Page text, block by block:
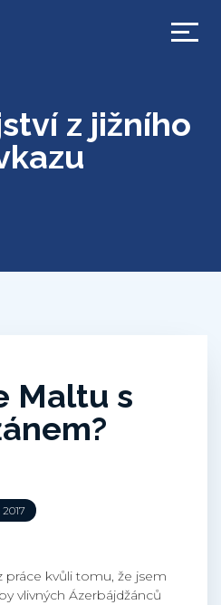
z jižního
Maltu s
2017
práce kvůli tomu, že jsem
vlivných Ázerbájdžánců